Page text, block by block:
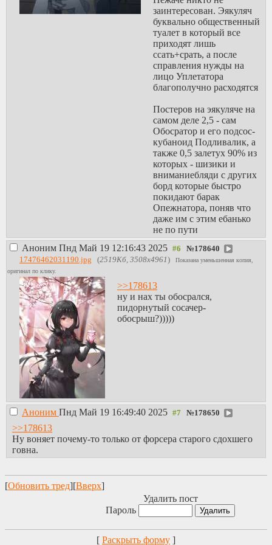
заинтересован. Эякуляч
буквально общественный
туалет в который все
приходят лишь
ссать+срать, а после
справления нужды на
лицо Уплетатора
благополучно расходятся
Постеров на эякуляче на
самом деле 2,5 - сам
Обосратор и его подсос-
кубаноид Подливалик, а
также 0,5 залетух 90% из
которых - шизики и
вниманиебляди с других
борд которые быстро
покидают барак
Опежнатора, поняв что
даже им с этим ебанько
не по пути
Аноним Пнд Май 19 12:16:43 2025 №178640
17476462031190.jpg (2519Кб, 3508x4961)
Показана уменьшенная копия,
оригинал по клику.
>>178613
ну и нах ты обосрался,
пидорнутый сосачер-
обосрыш?)))))
Аноним Пнд Май 19 16:49:40 2025 №178650
>>178613
Ну воняет почему-то только от форсера старого сдохшего
говна.
[Обновить тред][Вверх]
Удалить пост
Пароль
[ Раскрыть форму ]